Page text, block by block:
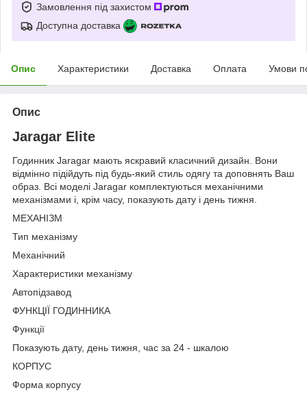
Замовлення під захистом
Доступна доставка
Опис Характеристики Доставка Оплата Умови
Опис
Jaragar Elite
Годинник Jaragar мають яскравий класичний дизайн. Вони
відмінно підійдуть під будь-який стиль одягу та доповнять Ваш
образ. Всі моделі Jaragar комплектуються механічними
механізмами і, крім часу, показують дату і день тижня.
МЕХАНІЗМ
Тип механізму
Механічний
Характеристики механізму
Автопідзавод
ФУНКЦІЇ ГОДИННИКА
Функції
Показують дату, день тижня, час за 24 - шкалою
КОРПУС
Форма корпусу